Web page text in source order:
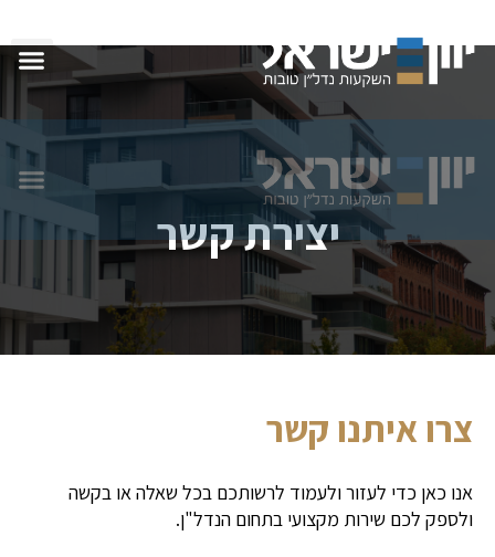
יצירת קשר
צרו איתנו קשר
אנו כאן כדי לעזור ולעמוד לרשותכם בכל שאלה או בקשה
ולספק לכם שירות מקצועי בתחום הנדל"ן.